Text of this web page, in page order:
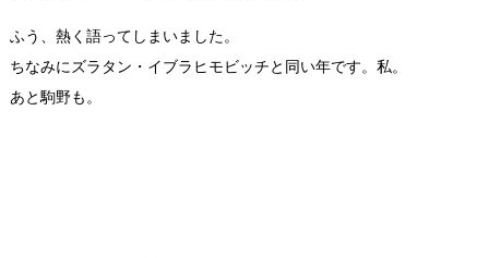
ふう、熱く語ってしまいました。
ちなみにズラタン・イブラヒモビッチと同い年です。私。
あと駒野も。